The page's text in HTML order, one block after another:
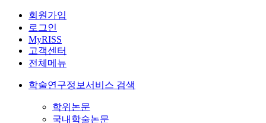
회원가입
로그인
MyRISS
고객센터
전체메뉴
학술연구정보서비스 검색
학위논문
국내학술논문